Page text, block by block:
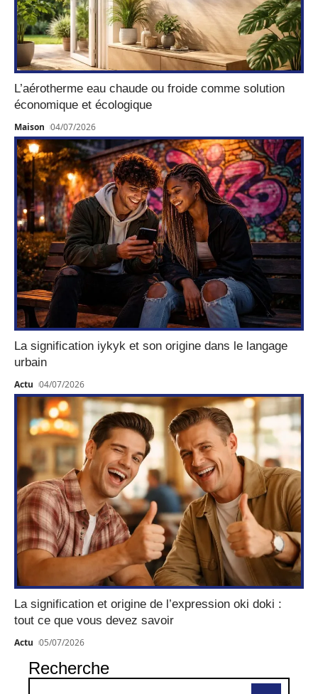
L’aérotherme eau chaude ou froide comme solution
économique et écologique
Maison 04/07/2026
La signification iykyk et son origine dans le langage
urbain
Actu 04/07/2026
La signification et origine de l’expression oki doki :
tout ce que vous devez savoir
Actu 05/07/2026
Recherche